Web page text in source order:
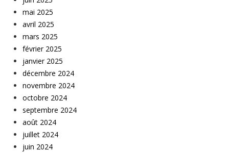
mai 2025
avril 2025
mars 2025
février 2025
janvier 2025
décembre 2024
novembre 2024
octobre 2024
septembre 2024
août 2024
juillet 2024
juin 2024